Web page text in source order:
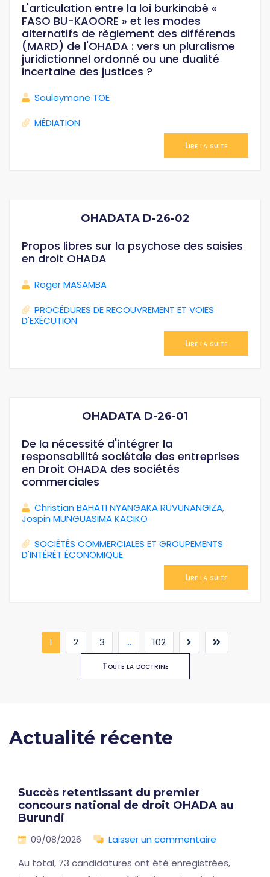
L'articulation entre la loi burkinabè «
FASO BU-KAOORE » et les modes
alternatifs de règlement des différends
(MARD) de l'OHADA : vers un pluralisme
juridictionnel ordonné ou une dualité
incertaine des justices ?
Souleymane TOE
MÉDIATION
Lire la suite
OHADATA D-26-02
Propos libres sur la psychose des saisies
en droit OHADA
Roger MASAMBA
PROCÉDURES DE RECOUVREMENT ET VOIES
D'EXÉCUTION
Lire la suite
OHADATA D-26-01
De la nécessité d'intégrer la
responsabilité sociétale des entreprises
en Droit OHADA des sociétés
commerciales
Christian BAHATI NYANGAKA RUVUNANGIZA,
Jospin MUNGUASIMA KACIKO
SOCIÉTÉS COMMERCIALES ET GROUPEMENTS
D'INTÉRÊT ÉCONOMIQUE
Lire la suite
1 (current)
2 3 ... 102
Toute la doctrine
Actualité récente
Succès retentissant du premier
concours national de droit OHADA au
Burundi
09/08/2026
Laisser un commentaire
Au total, 73 candidatures ont été enregistrées,